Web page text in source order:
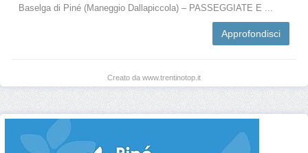
Baselga di Piné (Maneggio Dallapiccola) – PASSEGGIATE E ...
Approfondisci
Creato da www.trentinotop.it